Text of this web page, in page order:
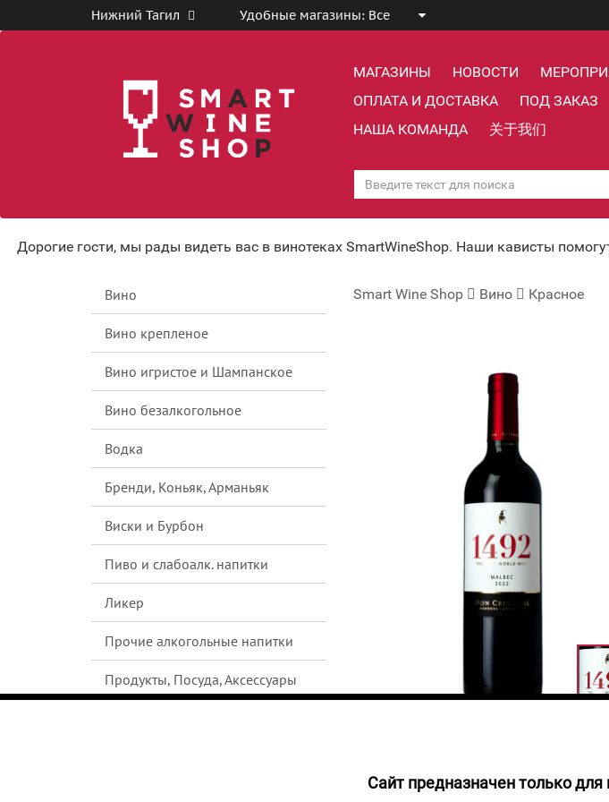
Нижний Тагил Удобные магазины: Все
МАГАЗИНЫ НОВОСТИ
ОПЛАТА И ДОСТАВКА
ПОД ЗАКАЗ
НАША КОМАНДА
关于我们
Дорогие гости, мы рады видеть вас в винотеках SmartWineShop. Наши кависты
Вино
Вино крепленое
Вино игристое и Шампанское
Вино безалкогольное
Водка
Бренди, Коньяк, Арманьяк
Виски и Бурбон
Пиво и слабоалк. напитки
Ликер
Прочие алкогольные напитки
Продукты, Посуда, Аксессуары
Smart Wine Shop Вино Красное
1215 руб.
Cайт предназначен только